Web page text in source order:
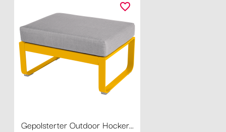
Gepolsterter Outdoor Hocker...
favorite_border